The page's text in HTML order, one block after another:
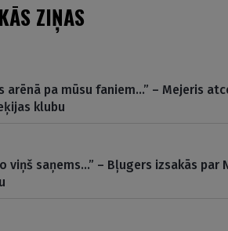
ZIŅAS
arēnā pa mūsu faniem…” – Mejeris
klubu
viņš saņems…” – Bļugers izsakās par